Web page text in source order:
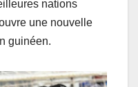
nations
une nouvelle
guinéen.